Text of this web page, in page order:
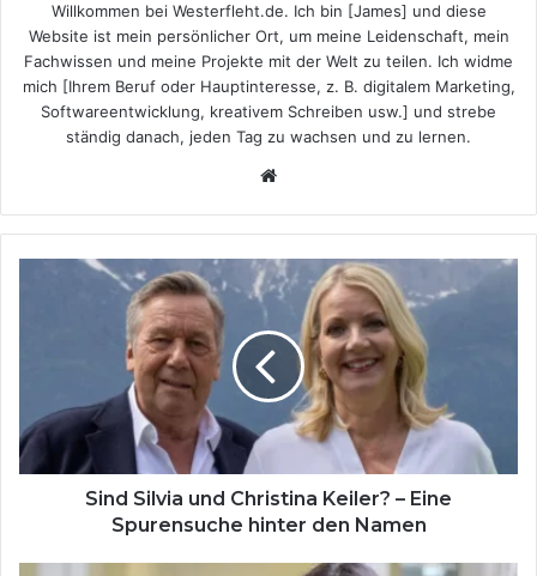
Willkommen bei Westerfleht.de. Ich bin [James] und diese
Website ist mein persönlicher Ort, um meine Leidenschaft, mein
Fachwissen und meine Projekte mit der Welt zu teilen. Ich widme
mich [Ihrem Beruf oder Hauptinteresse, z. B. digitalem Marketing,
Softwareentwicklung, kreativem Schreiben usw.] und strebe
ständig danach, jeden Tag zu wachsen und zu lernen.
Eine
Spurensuche
hinter
Sind Silvia und Christina Keiler? – Eine
Spurensuche hinter den Namen